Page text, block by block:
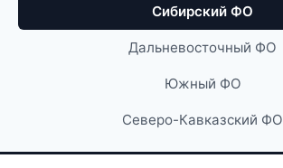
Сибирский ФО
Дальневосточный ФО
Южный ФО
Северо-Кавказский ФО